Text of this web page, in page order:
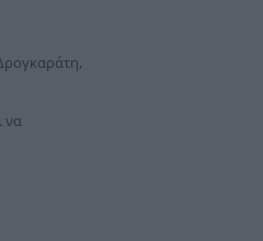
να